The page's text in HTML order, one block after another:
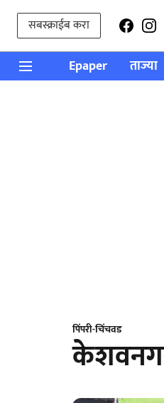
सबस्क्राईब करा
Epaper ताज्या
पिंपरी-चिंचवड